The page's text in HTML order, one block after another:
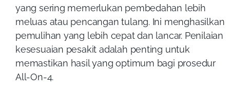
yang sering memerlukan pembedahan lebih
meluas atau pencangan tulang. Ini menghasilkan
pemulihan yang lebih cepat dan lancar. Penilaian
kesesuaian pesakit adalah penting untuk
memastikan hasil yang optimum bagi prosedur
All-On-4.